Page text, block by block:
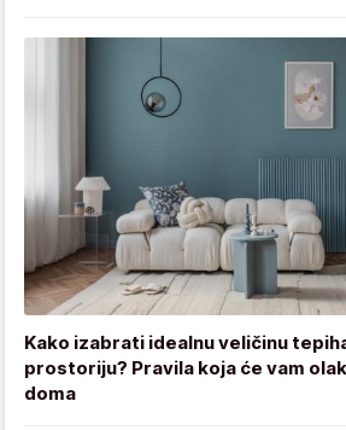
Kako izabrati idealnu veličinu
prostoriju? Pravila koja će vam
doma